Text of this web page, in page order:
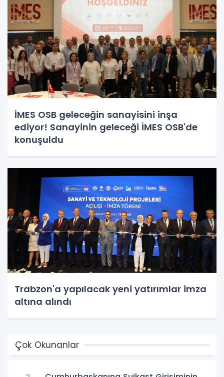
İMES OSB geleceğin sanayisini inşa
ediyor! Sanayinin geleceği İMES OSB'de
konuşuldu
Trabzon'a yapılacak yeni yatırımlar imza
altına alındı
Çok Okunanlar